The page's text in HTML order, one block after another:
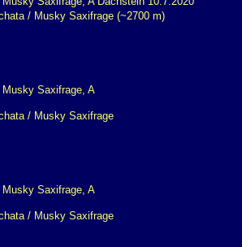
/ Musky Saxifrage (~2700 m)
/ Musky Saxifrage
/ Musky Saxifrage